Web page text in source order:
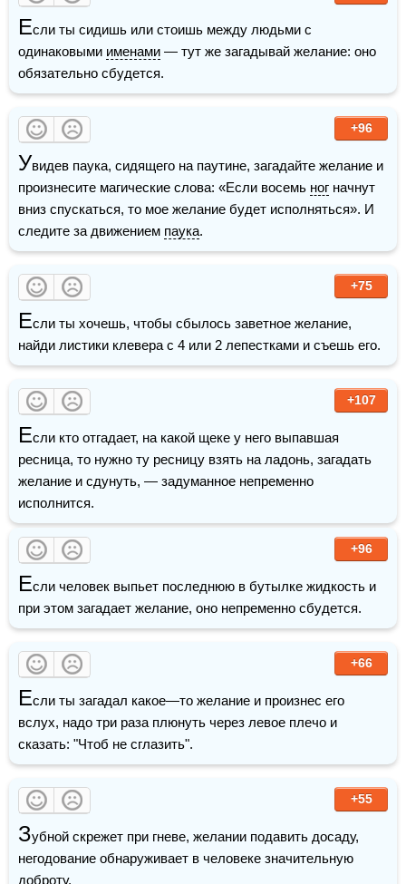
Если ты сидишь или стоишь между людьми с
одинаковыми именами — тут же загадывай желание: оно
обязательно сбудется.
+96
Увидев паука, сидящего на паутине, загадайте желание и
произнесите магические слова: «Если восемь ног начнут
вниз спускаться, то мое желание будет исполняться». И
следите за движением паука.
+75
Если ты хочешь, чтобы сбылось заветное желание,
найди листики клевера с 4 или 2 лепестками и съешь его.
+107
Если кто отгадает, на какой щеке у него выпавшая
ресница, то нужно ту ресницу взять на ладонь, загадать
желание и сдунуть, — задуманное непременно
исполнится.
+96
Если человек выпьет последнюю в бутылке жидкость и
при этом загадает желание, оно непременно сбудется.
+66
Если ты загадал какое—то желание и произнес его
вслух, надо три раза плюнуть через левое плечо и
сказать: "Чтоб не сглазить".
+55
Зубной скрежет при гневе, желании подавить досаду,
негодование обнаруживает в человеке значительную
доброту.